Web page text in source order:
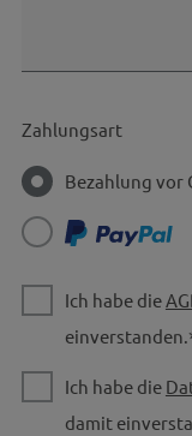
Zahlungsart
Bezahlung vor
Ich habe die
Ich habe die
damit